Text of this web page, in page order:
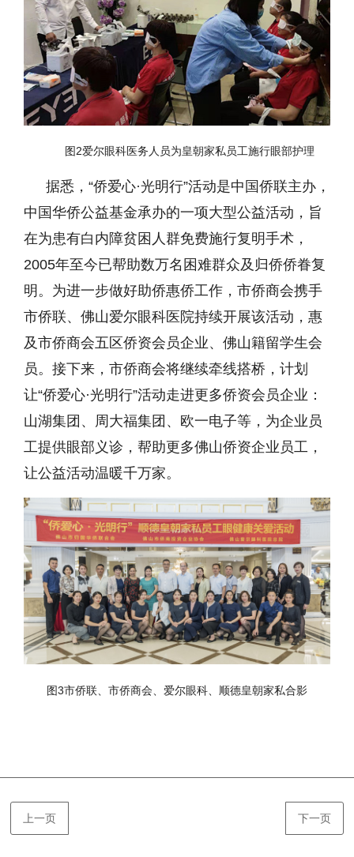
图2爱尔眼科医务人员为皇朝家私员工施行眼部护理
据悉， “侨爱心·光明行”活动是中国侨联主办，
中国华侨公益基金承办的一项大型公益活动，旨
在为患有白内障贫困人群免费施行复明手术，
2005年至今已帮助数万名困难群众及归侨侨眷复
明。为进一步做好助侨惠侨工作，市侨商会携手
市侨联、 佛山爱尔眼科医院持续开展该活动，惠
及市侨商会五区侨资会员企业、佛山籍留学生会
员。接下来，市侨商会将继续牵线搭桥，计划
让“侨爱心·光明行”活动走进更多侨资会员企业：
山湖集团、周大福集团、欧一电子等，为企业员
工提供眼部义诊，帮助更多佛山侨资企业员工，
让公益活动温暖千万家。
图3市侨联、市侨商会、爱尔眼科、顺德皇朝家私合影
上一页 下一页